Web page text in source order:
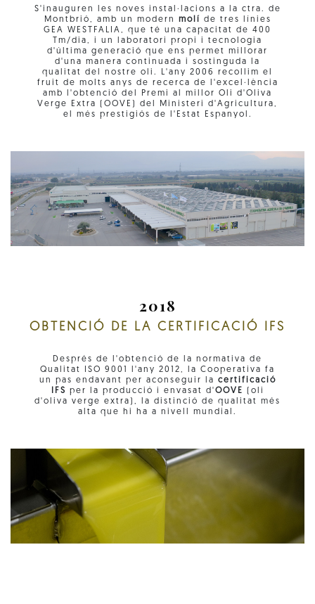
S'inauguren les noves instal·lacions a la ctra. de
Montbrió, amb un modern
molí de tres línies
GEA WESTFALIA, que té una capacitat de 400
Tm/dia, i un laboratori propi i tecnologia
d'última generació que ens permet millorar
d'una manera continuada i sostinguda la
qualitat del nostre oli. L'any 2006 recollim el
fruit de molts anys de recerca de l'excel·lència
amb l'obtenció del Premi al millor Oli d'Oliva
Verge Extra (OOVE) del Ministeri d'Agricultura,
el més prestigiós de l'Estat Espanyol.
2018
OBTENCIÓ DE LA CERTIFICACIÓ IFS
Després de l'obtenció de la normativa de
Qualitat ISO 9001 l'any 2012, la Cooperativa fa
un pas endavant per aconseguir la certificació
IFS per la producció i envasat d'OOVE
(oli
d'oliva verge extra), la distinció de qualitat més
alta que hi ha a nivell mundial.